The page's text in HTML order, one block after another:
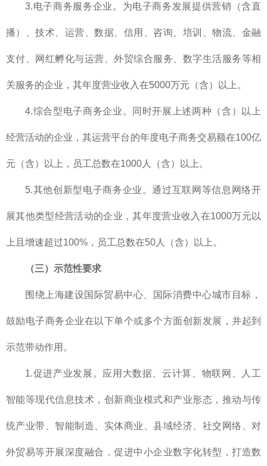
3.电子商务服务企业。为电子商务发展提供营销（含直
播）、技术、运营、数据、信用、咨询、培训、物流、金融
支付、网红孵化与运营、外贸综合服务、数字生活服务等相
关服务的企业，其年度营业收入在5000万元（含）以上。
4.综合型电子商务企业。同时开展上述两种（含）以上
经营活动的企业，其运营平台的年度电子商务交易额在100亿
元（含）以上，员工总数在1000人（含）以上。
5.其他创新型电子商务企业。通过互联网等信息网络开
展其他类型经营活动的企业，其年度营业收入在1000万元以
上且增速超过100%，员工总数在50人（含）以上。
（三）示范性要求
围绕上海建设国际贸易中心、国际消费中心城市目标，
鼓励电子商务企业在以下单个或多个方面创新发展，并起到
示范带动作用。
1.促进产业发展。应用大数据、云计算、物联网、人工
智能等现代信息技术，创新商业模式和产业形态，推动与传
统产业带、智能制造、实体商业、县域经济、社交网络、对
外贸易等开展深度融合，促进中小企业数字化转型，打造数